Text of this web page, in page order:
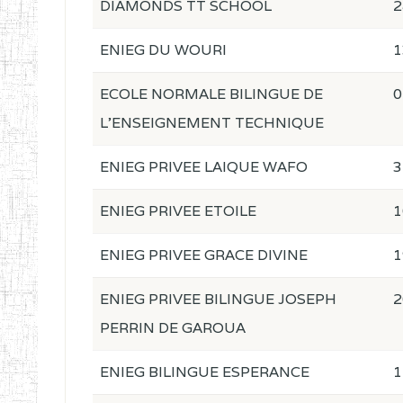
DIAMONDS TT SCHOOL
ENIEG DU WOURI
ECOLE NORMALE BILINGUE DE
L'ENSEIGNEMENT TECHNIQUE
ENIEG PRIVEE LAIQUE WAFO
ENIEG PRIVEE ETOILE
ENIEG PRIVEE GRACE DIVINE
ENIEG PRIVEE BILINGUE JOSEPH
PERRIN DE GAROUA
ENIEG BILINGUE ESPERANCE